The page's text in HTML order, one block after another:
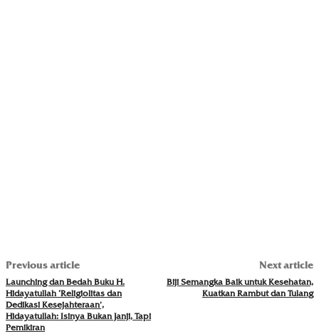
Previous article
Launching dan Bedah Buku H.
Hidayatullah ‘Religiolitas dan
Dedikasi Kesejahteraan’,
Hidayatullah: Isinya Bukan Janji, Tapi
Pemikiran
Next article
Biji Semangka Baik untuk Kesehatan,
Kuatkan Rambut dan Tulang